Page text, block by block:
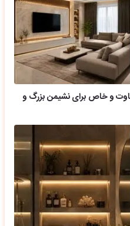
و خاص برای نشیمن بزرگ و